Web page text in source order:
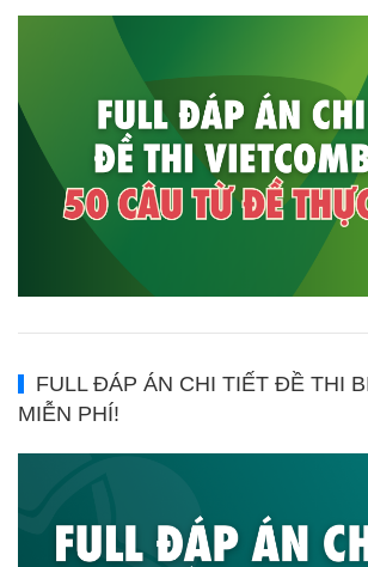
FULL ĐÁP ÁN CHI TIẾT ĐỀ THI
MIỄN PHÍ!